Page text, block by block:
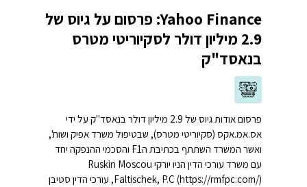
Yahoo Finance: פרסום על גיוס של
2.9 מיליון דולר לסקיוריטי מטרס
בנאסד"ק
פרסום אודות גיוס של 2.9 מיליון דולר בנאסד"ק על ידי
אס.אמ.אקס (סקיוריטי מטרס), שבטיפול משרד אפיק ושות',
ואשר המשרד השתתף בכתיבת הF1 והסכמי ההנפקה יחד
עם משרד עורכי הדין הניו יורקי Ruskin Moscou
Faltischek, P.C (https://rmfpc.com/), עורכי הדין סטיבן